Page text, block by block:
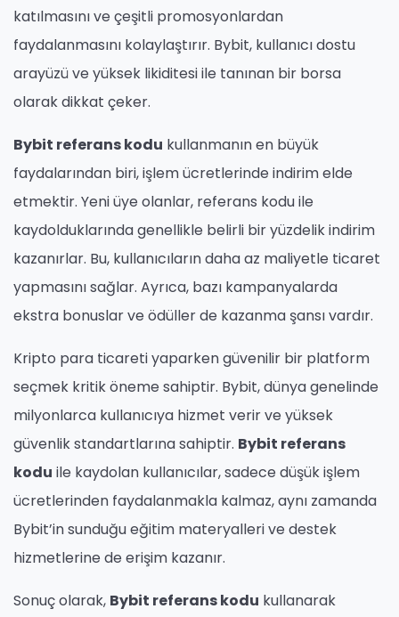
katılmasını ve çeşitli promosyonlardan
faydalanmasını kolaylaştırır. Bybit, kullanıcı dostu
arayüzü ve yüksek likiditesi ile tanınan bir borsa
olarak dikkat çeker.
Bybit referans kodu kullanmanın en büyük
faydalarından biri, işlem ücretlerinde indirim elde
etmektir. Yeni üye olanlar, referans kodu ile
kaydolduklarında genellikle belirli bir yüzdelik indirim
kazanırlar. Bu, kullanıcıların daha az maliyetle ticaret
yapmasını sağlar. Ayrıca, bazı kampanyalarda
ekstra bonuslar ve ödüller de kazanma şansı vardır.
Kripto para ticareti yaparken güvenilir bir platform
seçmek kritik öneme sahiptir. Bybit, dünya genelinde
milyonlarca kullanıcıya hizmet verir ve yüksek
güvenlik standartlarına sahiptir. Bybit referans
kodu ile kaydolan kullanıcılar, sadece düşük işlem
ücretlerinden faydalanmakla kalmaz, aynı zamanda
Bybit’in sunduğu eğitim materyalleri ve destek
hizmetlerine de erişim kazanır.
Sonuç olarak, Bybit referans kodu kullanarak